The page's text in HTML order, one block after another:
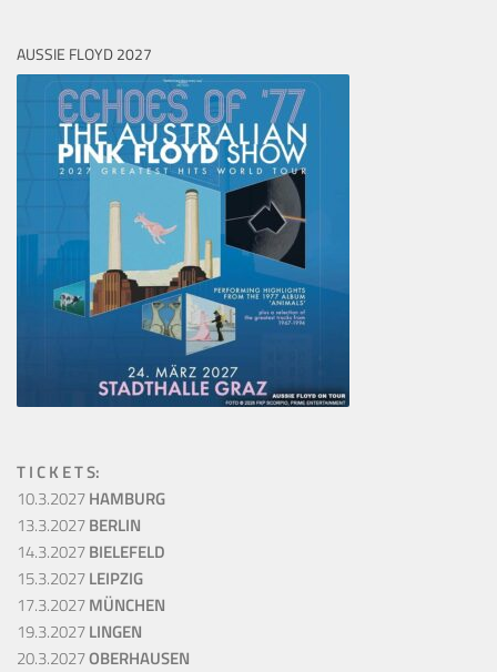
AUSSIE FLOYD 2027
T I C K E T S:
10.3.2027HAMBURG
13.3.2027BERLIN
14.3.2027BIELEFELD
15.3.2027LEIPZIG
17.3.2027MÜNCHEN
19.3.2027LINGEN
20.3.2027OBERHAUSEN